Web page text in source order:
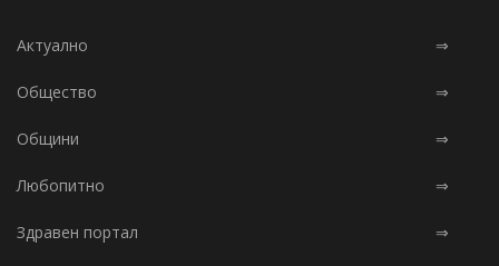
Актуално ⇒
Общество ⇒
Общини ⇒
Любопитно ⇒
Здравен портал ⇒